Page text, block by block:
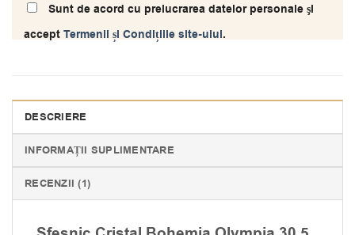
Sunt de acord cu prelucrarea datelor personale şi
acceptTermenii și Condițiile site-ului.
DESCRIERE
INFORMAȚII SUPLIMENTARE
RECENZII (1)